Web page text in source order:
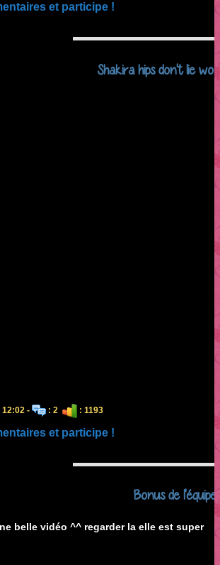
et participe !
Shakira hips don't lie
12:02 - : 2 : 1193
et participe !
Bonus de
belle vidéo ^^ regarder la elle est super